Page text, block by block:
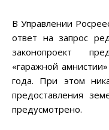
В Управлении
ответ на запрос
законопроект
«гаражной
года. При этом
предоставления
предусмотрено.